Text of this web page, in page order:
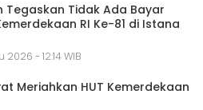
Tegaskan Tidak Ada Bayar
RI Ke-81 di Istana
- 12:14 WIB
Meriahkan HUT Kemerdekaan